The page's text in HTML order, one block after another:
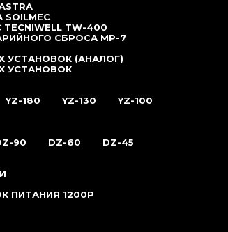
TW-400
СБРОСА MP-7
УСТАНОВОК (АНАЛОГ)
УСТАНОВОК
YZ-180 YZ-130
YZ-100
90 DZ-60
DZ-45
ПИТАНИЯ 1200P